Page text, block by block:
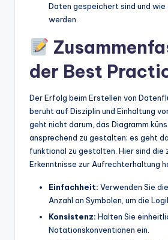
Daten gespeichert sind und
werden.
der Best
Der Erfolg beim Erstellen von
beruht auf Disziplin und Einhaltung
geht nicht darum, das Diagramm
ansprechend zu gestalten; es geht
funktional zu gestalten. Hier sind die
Erkenntnisse zur Aufrechterhaltung
Einfachheit: Verwenden Sie
Anzahl an Symbolen, um die
Konsistenz: Halten Sie
Notationskonventionen ein.